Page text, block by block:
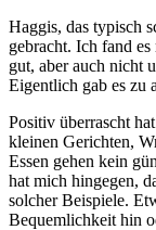
Haggis, das typisch
gebracht. Ich fand
gut, aber auch nicht
Eigentlich gab es zu
Positiv überrascht
kleinen Gerichten,
Essen gehen kein
hat mich hingegen,
solcher Beispiele.
Bequemlichkeit hin